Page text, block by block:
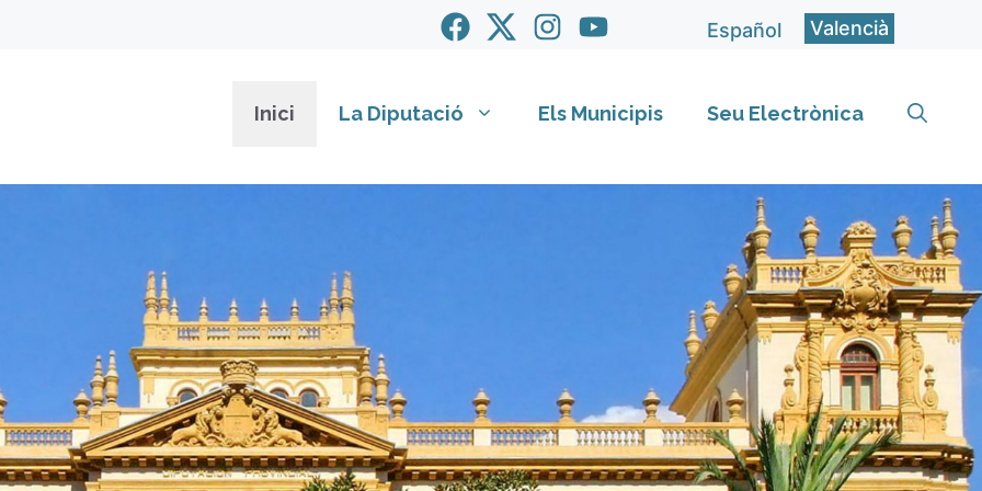
Español Valencià
Inici La Diputació Els Municipis Seu Electrònica